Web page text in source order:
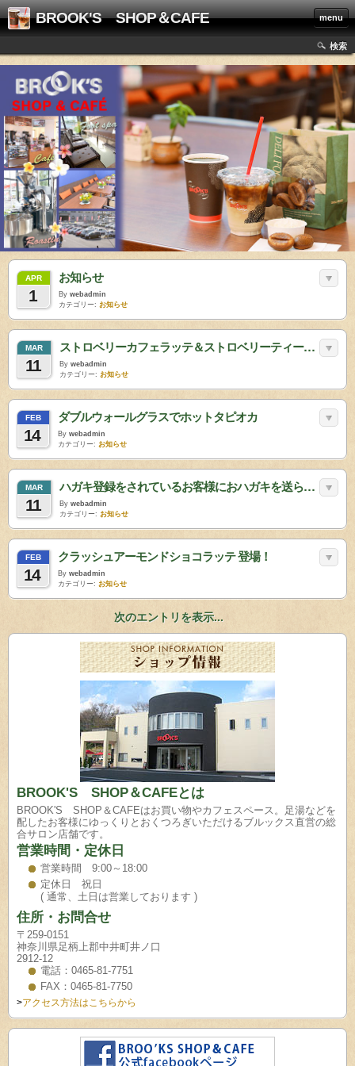
BROOK'S SHOP＆CAFE menu
検索
APR
1
お知らせ
By webadmin
カテゴリー: お知らせ
MAR
11
ストロベリーカフェラッテ＆ストロベリーティーラッテ
By webadmin
カテゴリー: お知らせ
FEB
14
ダブルウォールグラスでホットタピオカ
By webadmin
カテゴリー: お知らせ
MAR
11
ハガキ登録をされているお客様におハガキを送らせていただきました。
By webadmin
カテゴリー: お知らせ
FEB
14
クラッシュアーモンドショコラッテ 登場！
By webadmin
カテゴリー: お知らせ
次のエントリを表示...
BROOK'S SHOP＆CAFEとは
BROOK'S SHOP＆CAFEはお買い物やカフェスペース。足湯などを
配したお客様にゆっくりとおくつろぎいただけるブルックス直営の総
合サロン店舗です。
営業時間・定休日
営業時間 9:00～18:00
定休日 祝日
( 通常、土日は営業しております )
住所・お問合せ
〒259-0151
神奈川県足柄上郡中井町井ノ口
2912-12
電話：0465-81-7751
FAX：0465-81-7750
>アクセス方法はこちらから